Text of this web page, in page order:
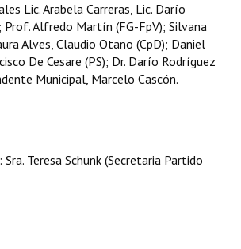
- Registro
- Registro
Lic. Arabela Carreras, Lic. Darío
Prof. Alfredo Martín (FG-FpV); Silvana
Alves, Claudio Otano (CpD); Daniel
De Cesare (PS); Dr. Darío Rodríguez
Municipal, Marcelo Cascón.
Sra. Teresa Schunk (Secretaria Partido